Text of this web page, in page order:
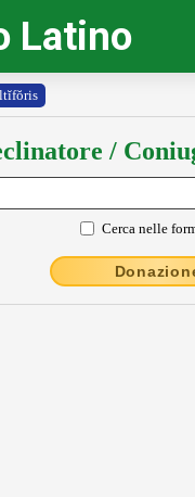
Latino
/
Cerca nelle